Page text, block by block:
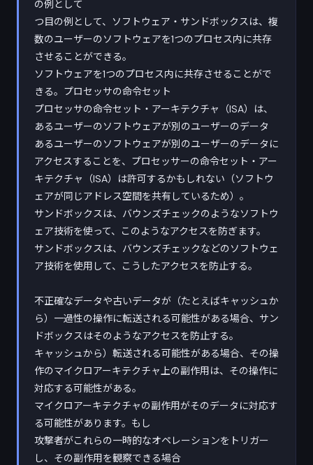
の例として
つ目の例として、ソフトウェア・サンドボックスは、複
数のユーザーのソフトウェアを1つのプロセス内に共存
させることができる。
ソフトウェアを1つのプロセス内に共存させることがで
きる。プロセッサの命令セット
プロセッサの命令セット・アーキテクチャ（ISA）は、
あるユーザーのソフトウェアが別のユーザーのデータ
あるユーザーのソフトウェアが別のユーザーのデータに
アクセスすることを、プロセッサーの命令セット・アー
キテクチャ（ISA）は許可するかもしれない（ソフトウ
ェアが同じアドレス空間を共有しているため）。
サンドボックスは、バウンズチェックのようなソフトウ
ェア技術を使って、このようなアクセスを防ぎます。
サンドボックスは、バウンズチェックなどのソフトウェ
ア技術を使用して、こうしたアクセスを防止する。
不正確なデータや古いデータが（たとえばキャッシュか
ら）一過性の操作に転送される可能性がある場合、サン
ドボックスはそのようなアクセスを防止する。
キャッシュから）転送される可能性がある場合、その操
作のマイクロアーキテクチャ上の副作用は、その操作に
対応する可能性がある。
マイクロアーキテクチャの副作用がそのデータに対応す
る可能性があります。もし
攻撃者がこれらの一時的なオペレーションをトリガー
し、その副作用を観察できる場合